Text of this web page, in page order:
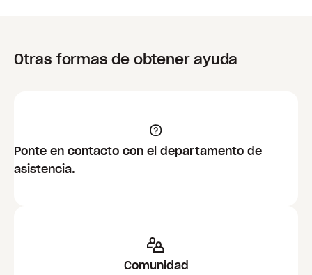
Otras formas de obtener ayuda
Ponte en contacto con el departamento de
asistencia.
Comunidad